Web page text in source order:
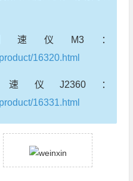
仪M3：
16320.html
仪J2360：
16331.html